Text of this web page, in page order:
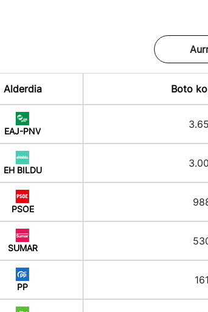
Alderdia Boto
EAJ-PNV
EH BILDU
PSOE
SUMAR
PP
161